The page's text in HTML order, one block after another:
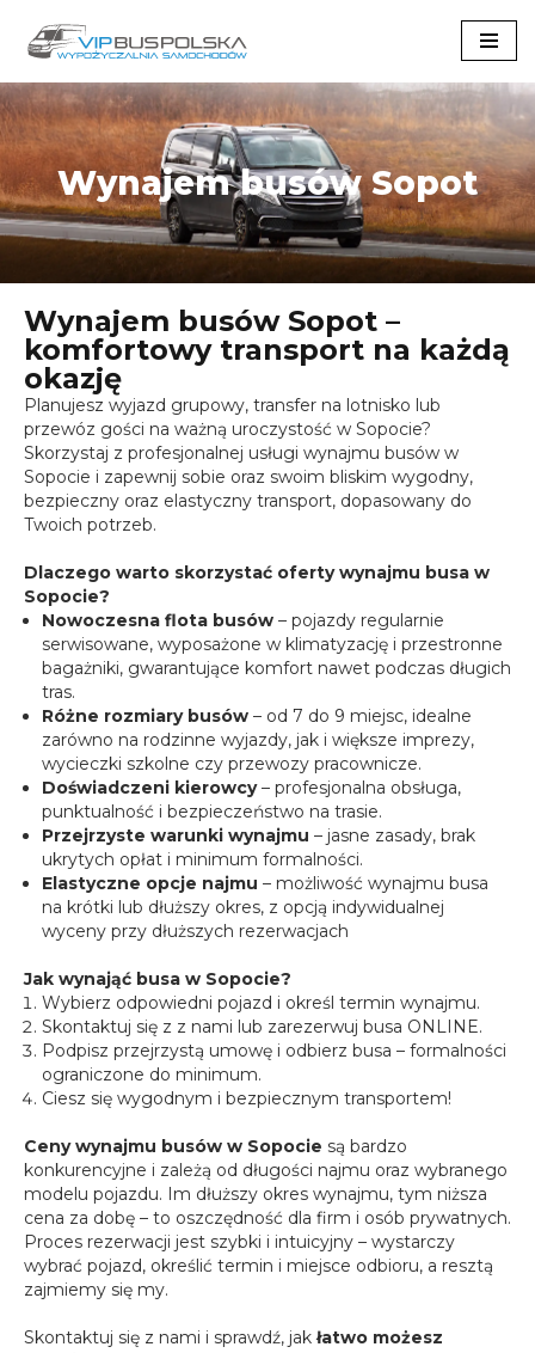
Przejdź
do
treści
Wynajem busów Sopot
Wynajem busów Sopot –
komfortowy transport na każdą
okazję
Planujesz wyjazd grupowy, transfer na lotnisko lub
przewóz gości na ważną uroczystość w Sopocie?
Skorzystaj z profesjonalnej usługi wynajmu busów w
Sopocie i zapewnij sobie oraz swoim bliskim wygodny,
bezpieczny oraz elastyczny transport, dopasowany do
Twoich potrzeb.
Dlaczego warto skorzystać oferty wynajmu busa w
Sopocie?
Nowoczesna flota busów – pojazdy regularnie
serwisowane, wyposażone w klimatyzację i przestronne
bagażniki, gwarantujące komfort nawet podczas długich
tras.
Różne rozmiary busów – od 7 do 9 miejsc, idealne
zarówno na rodzinne wyjazdy, jak i większe imprezy,
wycieczki szkolne czy przewozy pracownicze.
Doświadczeni kierowcy– profesjonalna obsługa,
punktualność i bezpieczeństwo na trasie.
Przejrzyste warunki wynajmu – jasne zasady, brak
ukrytych opłat i minimum formalności.
Elastyczne opcje najmu – możliwość wynajmu busa
na krótki lub dłuższy okres, z opcją indywidualnej
wyceny przy dłuższych rezerwacjach
Jak wynająć busa w Sopocie?
Wybierz odpowiedni pojazd i określ termin wynajmu.
Skontaktuj się z z nami lub zarezerwuj busa ONLINE.
Podpisz przejrzystą umowę i odbierz busa – formalności
ograniczone do minimum.
Ciesz się wygodnym i bezpiecznym transportem!
Ceny wynajmu busów w Sopocie są bardzo
konkurencyjne i zależą od długości najmu oraz wybranego
modelu pojazdu. Im dłuższy okres wynajmu, tym niższa
cena za dobę – to oszczędność dla firm i osób prywatnych.
Proces rezerwacji jest szybki i intuicyjny – wystarczy
wybrać pojazd, określić termin i miejsce odbioru, a resztą
zajmiemy się my.
Skontaktuj się z nami i sprawdź, jakłatwo możesz